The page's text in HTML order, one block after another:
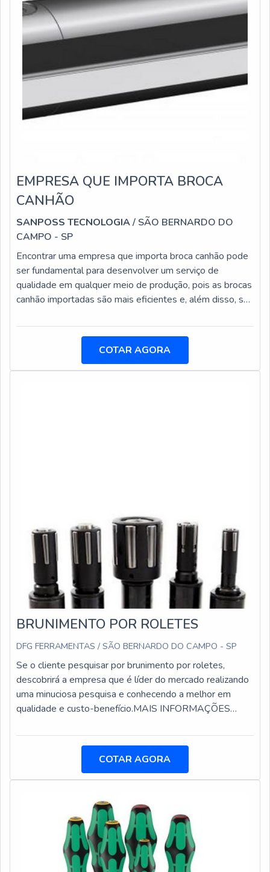
EMPRESA QUE IMPORTA BROCA
CANHÃO
SANPOSS TECNOLOGIA/ SÃO BERNARDO DO
CAMPO - SP
Encontrar uma empresa que importa broca canhão pode
ser fundamental para desenvolver um serviço de
qualidade em qualquer meio de produção, pois as brocas
canhão importadas são mais eficientes e, além disso, são
procedência confiável.Nos processos de usinagem
diferença nos resultados obtidos. Um desses produtos é
a broca canhão, um instrumento utilizado para realizar
COTAR AGORA
BRUNIMENTO POR ROLETES
DFG FERRAMENTAS / SÃO BERNARDO DO CAMPO - SP
Se o cliente pesquisar por brunimento por roletes,
descobrirá a empresa que é líder do mercado realizando
uma minuciosa pesquisa e conhecendo a melhor em
qualidade e custo-benefício.MAIS INFORMAÇÕES
por brunimento por roletes em uma empresa inovadora,
Atuando com placas porta pinças e cabeças alargadoras
de troca rápida, oferecendo o que há de melhor no
falamos em brunimento por roletes, deve-se descartar
empresas que não tenham produtos e serviços com
ótima qualidade e assertividade, pequenos detalhes,
mas de grande valia para saber a procedência e
seriedade da empresa.É importante lembrar que o
COTAR AGORA